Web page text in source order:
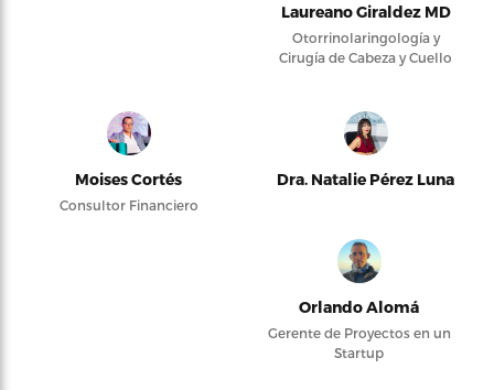
Laureano Giraldez MD
Otorrinolaringología y
Cirugía de Cabeza y Cuello
Moises Cortés
Consultor Financiero
Dra. Natalie Pérez Luna
Orlando Alomá
Gerente de Proyectos en un
Startup